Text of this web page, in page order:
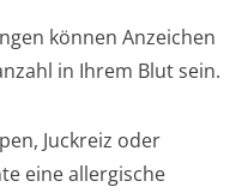
können Anzeichen
in Ihrem Blut sein.
Juckreiz oder
eine allergische